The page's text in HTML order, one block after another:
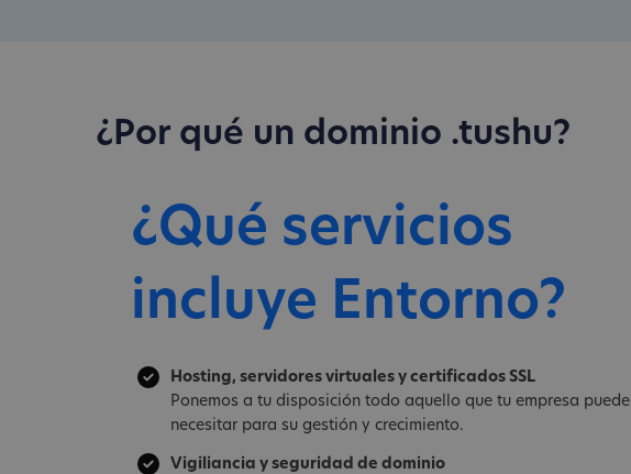
¿Por qué un dominio .tushu?
¿Qué servicios
incluye Entorno?
Hosting, servidores virtuales y certificados SSL
Ponemos a tu disposición todo aquello que tu empresa puede
necesitar para su gestión y crecimiento.
Vigiliancia y seguridad de dominio